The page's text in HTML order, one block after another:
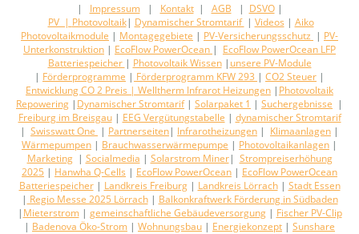
| Impressum| Kontakt| AGB | DSVO|
PV | Photovoltaik| Dynamischer Stromtarif | Videos | Aiko
Photovoltaikmodule | Montagegebiete | PV-Versicherungsschutz | PV-
Unterkonstruktion | EcoFlow PowerOcean | EcoFlow PowerOcean LFP
Batteriespeicher | Photovoltaik Wissen| unsere PV-Module
| Förderprogramme | Förderprogramm KFW 293 | CO2 Steuer |
Entwicklung CO 2 Preis | Welltherm Infrarot Heizungen | Photovoltaik
Repowering | Dynamischer Stromtarif| Solarpaket 1 | Suchergebnisse |
Freiburg im Breisgau| EEG Vergütungstabelle | dynamischer Stromtarif
| Swisswatt One | Partnerseiten| Infrarotheizungen | Klimaanlagen |
Wärmepumpen | Brauchwasserwärmepumpe | Photovoltaikanlagen |
Marketing| Socialmedia | Solarstrom Miner| Strompreiserhöhung
2025 | Hanwha Q-Cells | EcoFlow PowerOcean | EcoFlow PowerOcean
Batteriespeicher| Landkreis Freiburg| Landkreis Lörrach| Stadt Essen
| Regio Messe 2025 Lörrach| Balkonkraftwerk Förderung in Südbaden
| Mieterstrom| gemeinschaftliche Gebäudeversorgung| Fischer PV-Clip
| Badenova Öko-Strom | Wohnungsbau | Energiekonzept | Sunshare